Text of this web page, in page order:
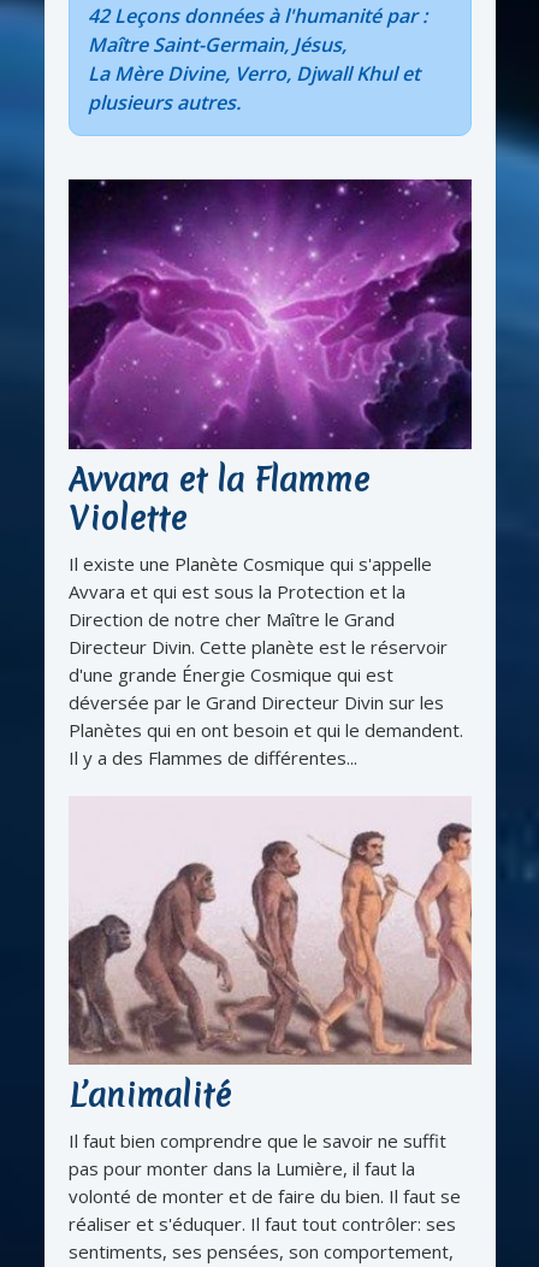
42 Leçons données à l'humanité par :
Maître Saint-Germain, Jésus,
La Mère Divine, Verro, Djwall Khul et
plusieurs autres.
Avvara et la Flamme
Violette
Il existe une Planète Cosmique qui s'appelle
Avvara et qui est sous la Protection et la
Direction de notre cher Maître le Grand
Directeur Divin. Cette planète est le réservoir
d'une grande Énergie Cosmique qui est
déversée par le Grand Directeur Divin sur les
Planètes qui en ont besoin et qui le de­mandent.
Il y a des Flammes de différentes...
L’animalité
Il faut bien comprendre que le savoir ne suffit
pas pour monter dans la Lumière, il faut la
volonté de monter et de faire du bien. Il faut se
réaliser et s'éduquer. Il faut tout contrôler: ses
sentiments, ses pensées, son comportement,